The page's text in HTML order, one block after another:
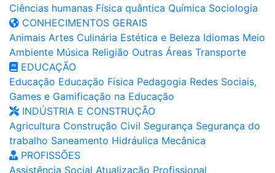
Ciências humanas Física quântica Química Sociologia
CONHECIMENTOS GERAIS
Animais Artes Culinária Estética e Beleza Idiomas Meio
Ambiente Música Religião Outras Áreas Transporte
EDUCAÇÃO
Educação Educação Física Pedagogia Redes Sociais,
Games e Gamificação na Educação
INDÚSTRIA E CONSTRUÇÃO
Agricultura Construção Civil Segurança Segurança do
trabalho Saneamento Hidráulica Mecânica
PROFISSÕES
Assistência Social Atualização Profissional